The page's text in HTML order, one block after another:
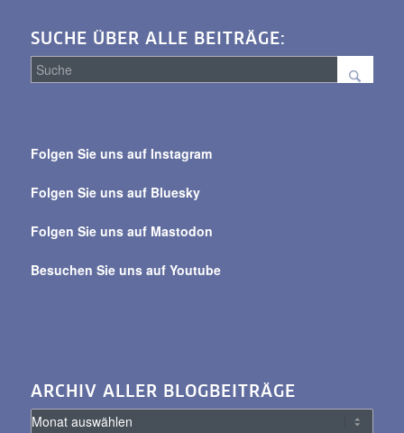
SUCHE ÜBER ALLE BEITRÄGE:
alle
Folgen Sie uns auf Instagram
Folgen Sie uns auf Bluesky
Folgen Sie uns auf Mastodon
Besuchen Sie uns auf Youtube
ARCHIV ALLER BLOGBEITRÄGE